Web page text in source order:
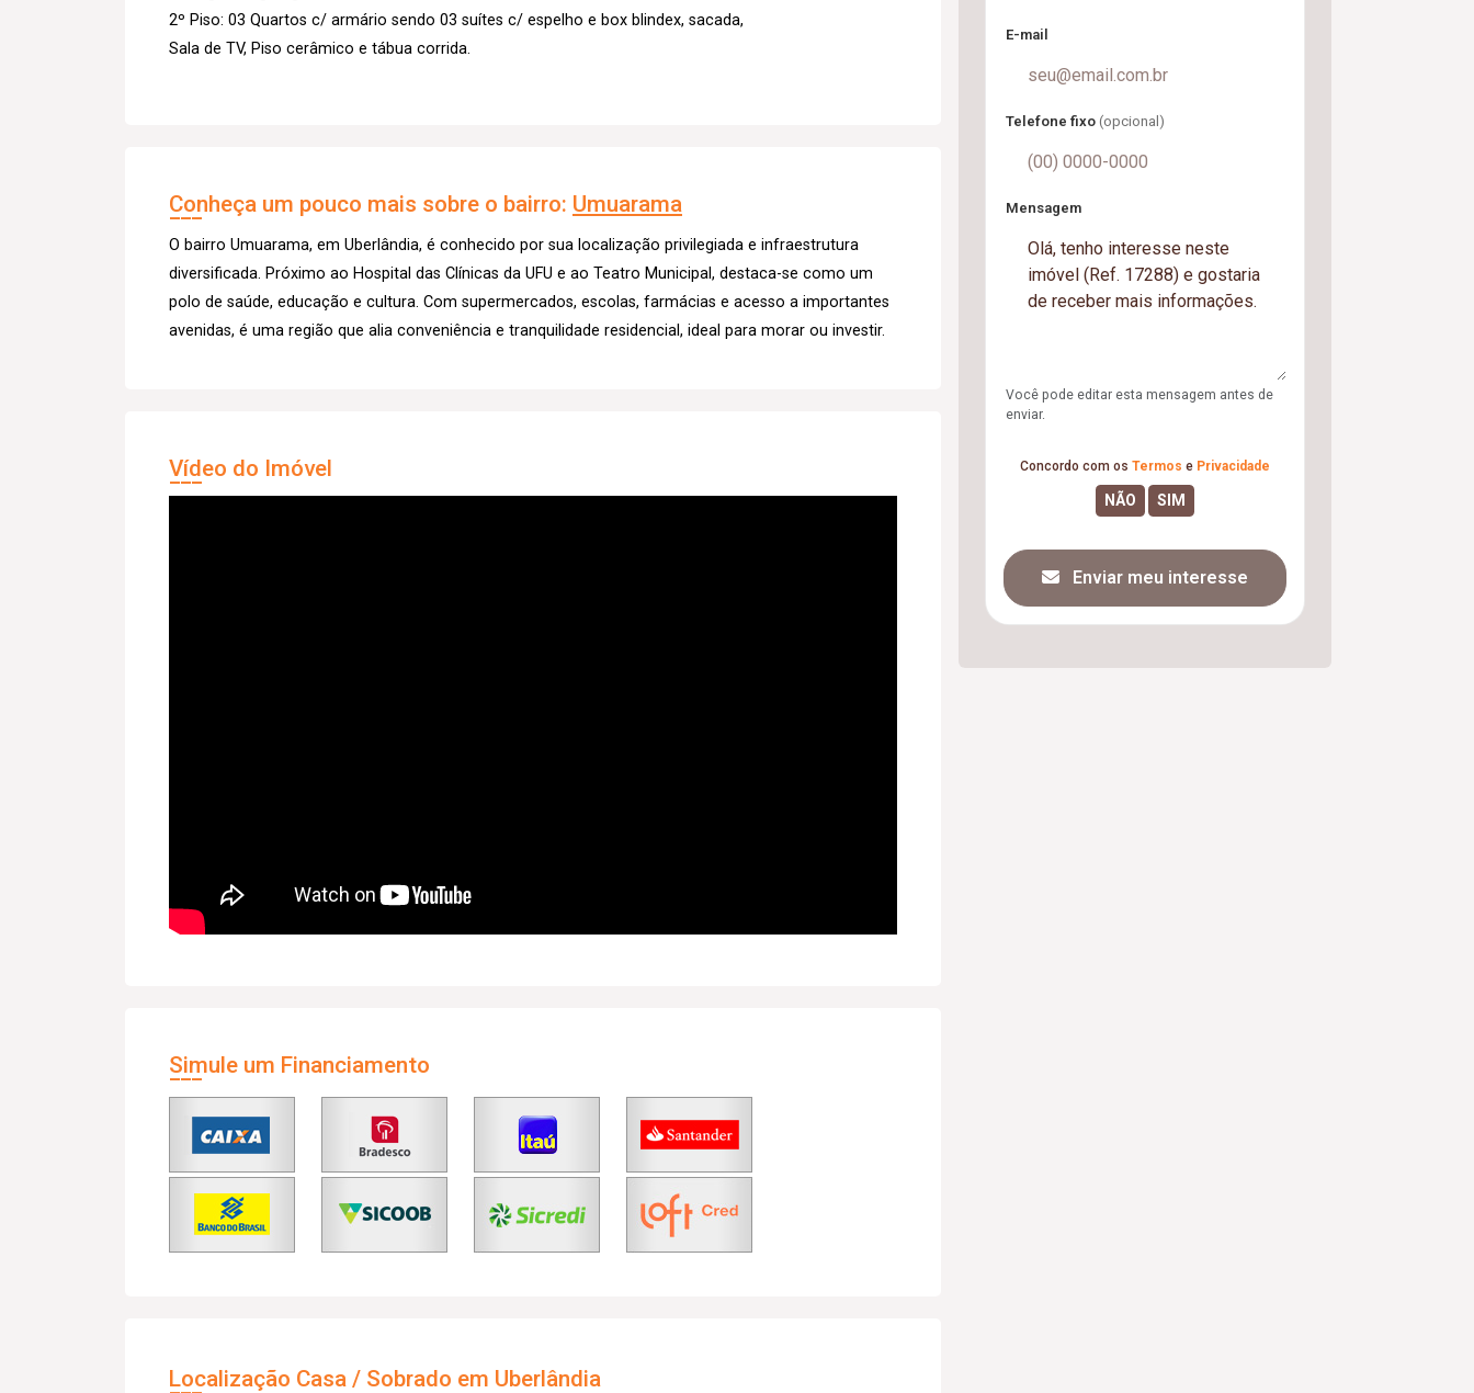
2º Piso: 03 Quartos c/ armário sendo 03 suítes c/ espelho e box blindex, sacada,
Sala de TV, Piso cerâmico e tábua corrida.
Conheça um pouco mais sobre o bairro: Umuarama
O bairro Umuarama, em Uberlândia, é conhecido por sua localização privilegiada e infraestrutura
diversificada. Próximo ao Hospital das Clínicas da UFU e ao Teatro Municipal, destaca-se como um
polo de saúde, educação e cultura. Com supermercados, escolas, farmácias e acesso a importantes
avenidas, é uma região que alia conveniência e tranquilidade residencial, ideal para morar ou investir.
Vídeo do Imóvel
Simule um Financiamento
Localização Casa / Sobrado em Uberlândia
E-mail
Telefone fixo (opcional)
Mensagem
Você pode editar esta mensagem antes de
enviar.
Concordo com os Termos e Privacidade
Enviar meu interesse